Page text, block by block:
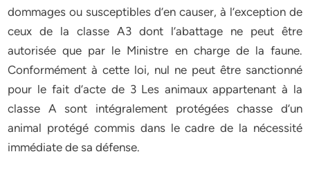
dommages ou susceptibles d’en causer, à l’exception de
ceux de la classe A3 dont l’abattage ne peut être
autorisée que par le Ministre en charge de la faune.
Conformément à cette loi, nul ne peut être sanctionné
pour le fait d’acte de 3 Les animaux appartenant à la
classe A sont intégralement protégées chasse d’un
animal protégé commis dans le cadre de la nécessité
immédiate de sa défense.